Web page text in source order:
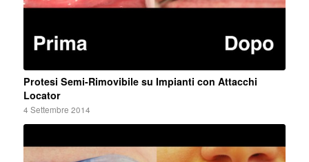
Protesi Semi-Rimovibile su Impianti con Attacchi
Locator
4 Settembre 2014